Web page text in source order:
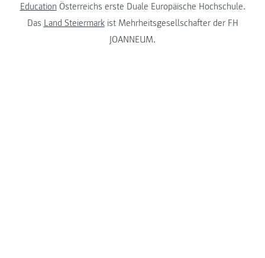
Education Österreichs erste Duale Europäische Hochschule.
Das Land Steiermarkist Mehrheitsgesellschafter der FH
JOANNEUM.